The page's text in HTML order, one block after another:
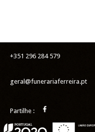
+351 296 284 579
geral@funerariaferreira.pt
Partilhe :